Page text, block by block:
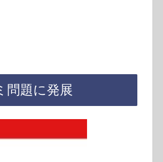
問題に発展